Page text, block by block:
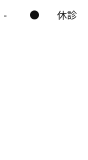
- ● 休診